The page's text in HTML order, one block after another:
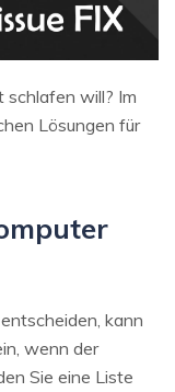
schlafen will? Im
Lösungen für
kann
wenn der
Sie eine Liste